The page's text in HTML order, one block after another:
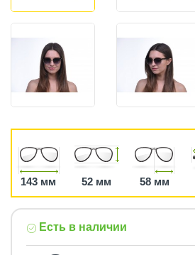
143 мм 52 мм 58 мм
Есть в наличии